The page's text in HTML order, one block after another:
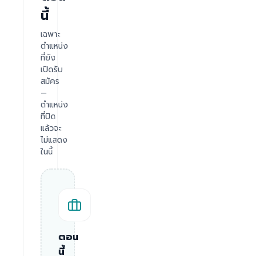
นี้
เฉพาะ
ตำแหน่ง
ที่ยัง
เปิดรับ
สมัคร
—
ตำแหน่ง
ที่ปิด
แล้วจะ
ไม่แสดง
ในนี้
ตอน
นี้